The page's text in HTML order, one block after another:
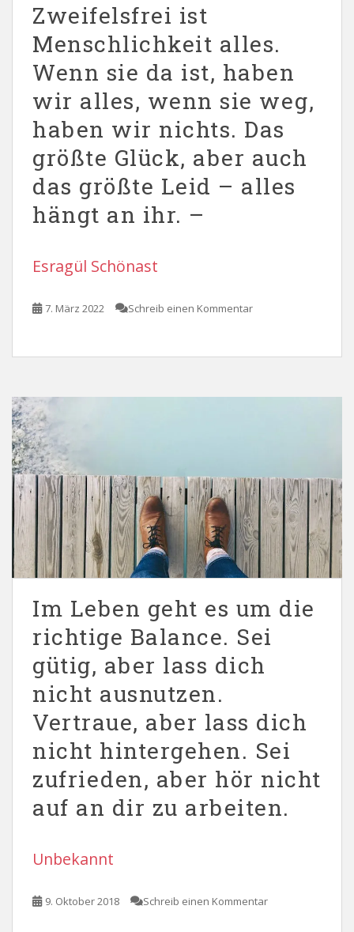
Zweifelsfrei ist
Menschlichkeit alles.
Wenn sie da ist, haben
wir alles, wenn sie weg,
haben wir nichts. Das
größte Glück, aber auch
das größte Leid – alles
hängt an ihr. –
Esragül Schönast
7. März 2022 Schreib einen Kommentar
Im Leben geht es um die
richtige Balance. Sei
gütig, aber lass dich
nicht ausnutzen.
Vertraue, aber lass dich
nicht hintergehen. Sei
zufrieden, aber hör nicht
auf an dir zu arbeiten.
Unbekannt
9. Oktober 2018 Schreib einen Kommentar